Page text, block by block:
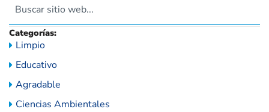
Categorías:
Limpio
Educativo
Agradable
Ciencias Ambientales